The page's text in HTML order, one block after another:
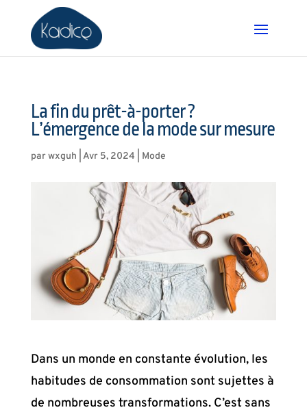
La fin du prêt-à-porter ?
L’émergence de la mode sur mesure
parwxguh Avr 5, 2024 Mode
Dans un monde en constante évolution, les
habitudes de consommation sont sujettes à
de nombreuses transformations. C’est sans